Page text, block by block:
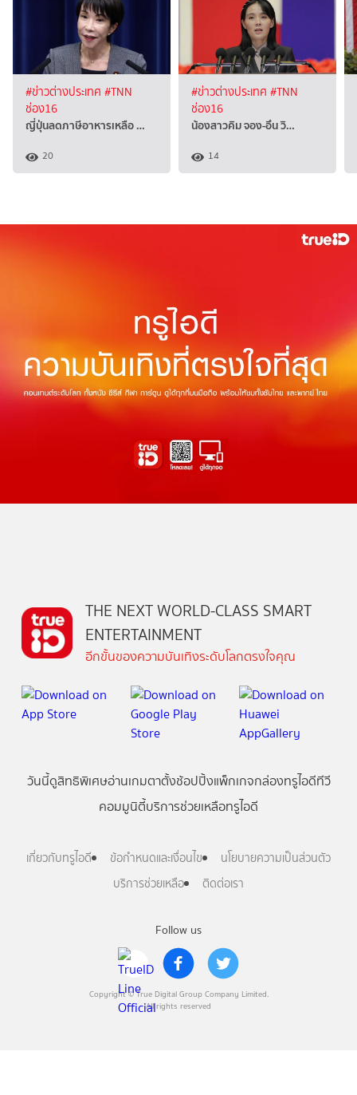
#ข่าวต่างประเทศ #TNN
ช่อง16
ญี่ปุ่นลดภาษีอาหารเหลือ …
20
#ข่าวต่างประเทศ #TNN
ช่อง16
น้องสาวคิม จอง-อึน วิ…
14
Follow us
Copyright © True Digital Group Company Limited.
All rights reserved
THE NEXT WORLD-CLASS SMART
ENTERTAINMENT
อีกขั้นของความบันเทิงระดับโลกตรงใจคุณ
วันนี้ดูสิทธิพิเศษอ่านเกมตาตั้งช้อปปิ้งแพ็กเกจกล่องทรูไอดีทีวี
คอมมูนิตี้บริการช่วยเหลือทรูไอดี
เกี่ยวกับทรูไอดี ข้อกำหนดและเงื่อนไข
นโยบายความเป็นส่วนตัว
บริการช่วยเหลือ
ติดต่อเรา